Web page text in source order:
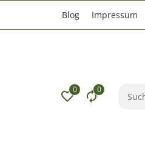
Blog Impressum
0 0